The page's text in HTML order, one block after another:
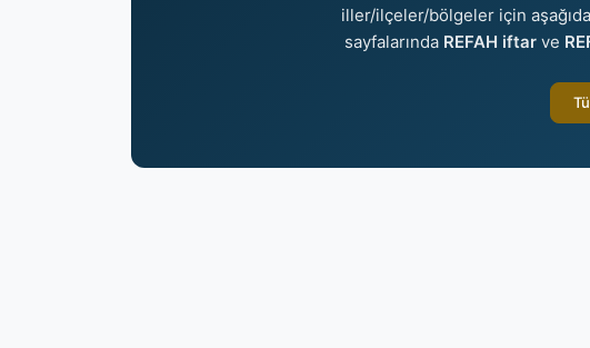
iller/ilçeler/bölgeler için
sayfalarında REFAH iftarve